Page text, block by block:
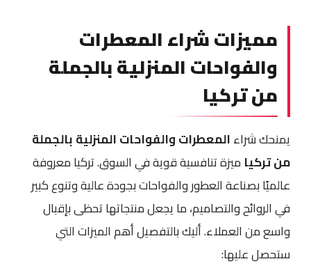
مميزات شراء المعطرات
والفواحات المنزلية بالجملة
من تركيا
يمنحك شراءالمعطرات والفواحات المنزلية بالجملة
من تركيا ميزة تنافسية قوية في السوق. تركيا معروفة
عالميًا بصناعة العطور والفواحات بجودة عالية وتنوع كبير
في الروائح والتصاميم، ما يجعل منتجاتها تحظى بإقبال
واسع من العملاء. أليك بالتفصيل أهم الميزات التي
ستحصل عليها: